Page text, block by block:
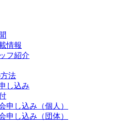
情報
フ紹介
法
し込み
申し込み（個人）
申し込み（団体）